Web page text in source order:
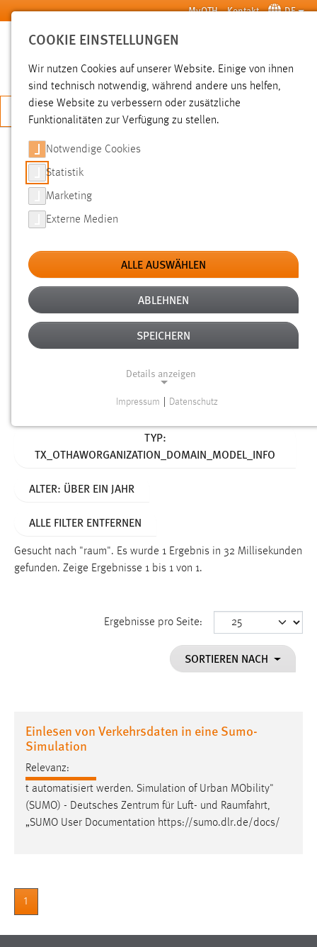
Zum Hauptinhalt springen MyOTH Kontakt DE
SUCHE
JETZT BEWERBEN
SUCHE
FILTER
Typ
Erstellungsdatum
Alter
TYP:
TX_OTHAWORGANIZATION_DOMAIN_MODEL_INFO
ALTER: ÜBER EIN JAHR
ALLE FILTER ENTFERNEN
Gesucht nach "raum". Es wurde 1 Ergebnis in 32 Millisekunden
gefunden. Zeige Ergebnisse 1 bis 1 von 1.
Ergebnisse pro Seite:
SORTIEREN NACH
Einlesen von Verkehrsdaten in eine Sumo-
Simulation
Relevanz:
t automatisiert werden. Simulation of Urban MObility"
(SUMO) - Deutsches Zentrum für Luft- und Raumfahrt,
„SUMO User Documentation https://sumo.dlr.de/docs/
1
COOKIE EINSTELLUNGEN
Wir nutzen Cookies auf unserer Website. Einige von ihnen
sind technisch notwendig, während andere uns helfen,
diese Website zu verbessern oder zusätzliche
Funktionalitäten zur Verfügung zu stellen.
Notwendige Cookies
Statistik
Marketing
Externe Medien
ALLE AUSWÄHLEN
ABLEHNEN
SPEICHERN
Details anzeigen
Notwendige Cookies ermöglichen grundlegende
Funktionen und sind für die einwandfreie Funktion der
cookie_consent
Zweck:
Cookie Laufzeit:
staticfilecache
Für performante Seitenauslieferung wird in diesem Cookie
gespeichert, ob man eingeloggt ist.
Sprachpräferenz
Impressum Datenschutz